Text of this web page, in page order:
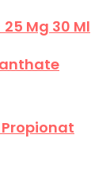
Mg 30 Ml